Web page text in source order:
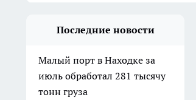
Последние новости
Малый порт в Находке за
июль обработал 281 тысячу
тонн груза